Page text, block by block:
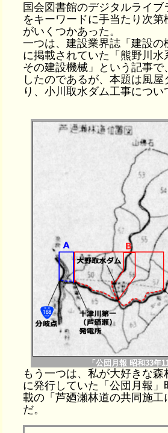
国会図書館のデジタルライ
をキーワードに手当たり次
がいくつかあった。
一つは、建設業界誌「建設
に掲載されていた「熊野川
その建設機械」という記事
したのであるが、本題は風
り、小川取水ダム工事につ
「公団月報 昭和33年
もう一つは、私が大好きな
に発行していた「公団月報
載の「芦廼瀬林道の共同施
だ。